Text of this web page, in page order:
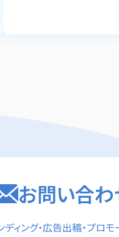
お問い合
ィング・広告出稿・プロ